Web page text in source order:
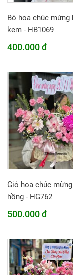
Bó hoa chúc mừng
kem - HB1069
400.000 đ
Giỏ hoa chúc
hồng - HG762
500.000 đ